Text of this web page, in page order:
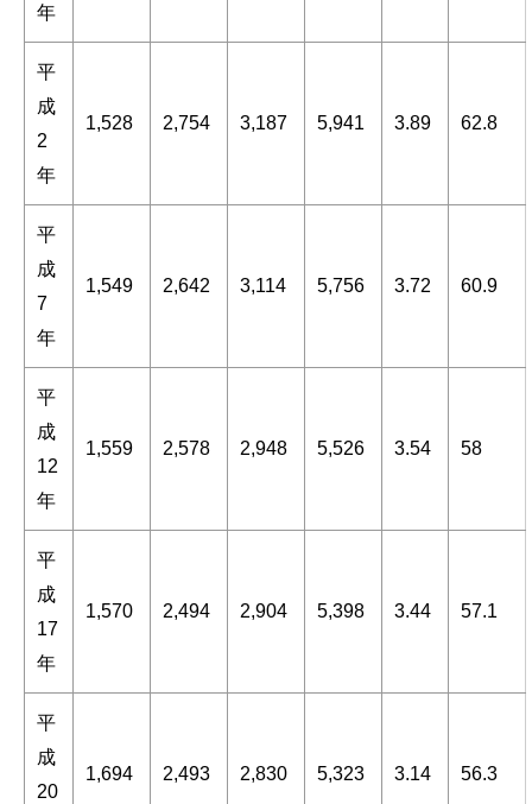
年
平
成
2
年
1,528 2,754 3,187 5,941 3.89 62.8
平
成
7
年
1,549 2,642 3,114 5,756 3.72 60.9
平
成
12
年
1,559 2,578 2,948 5,526 3.54 58
平
成
17
年
1,570 2,494 2,904 5,398 3.44 57.1
平
成
20
1,694 2,493 2,830 5,323 3.14 56.3